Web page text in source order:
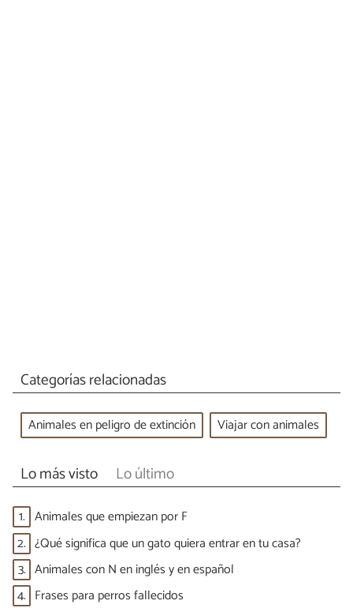
Categorías relacionadas
Animales en peligro de extinción Viajar con animales
Lo más visto Lo último
1. Animales que empiezan por F
2. ¿Qué significa que un gato quiera entrar en tu casa?
3. Animales con N en inglés y en español
4. Frases para perros fallecidos